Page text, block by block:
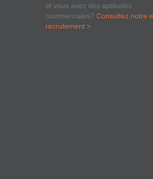
et vous avez des aptitudes
commerciales? Consultez notre
recrutement >